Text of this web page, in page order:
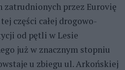
zatrudnionych przez Eurovię
części całej drogowo-
od pętli w Lesie
już w znacznym stopniu
u zbiegu ul. Arkońskiej